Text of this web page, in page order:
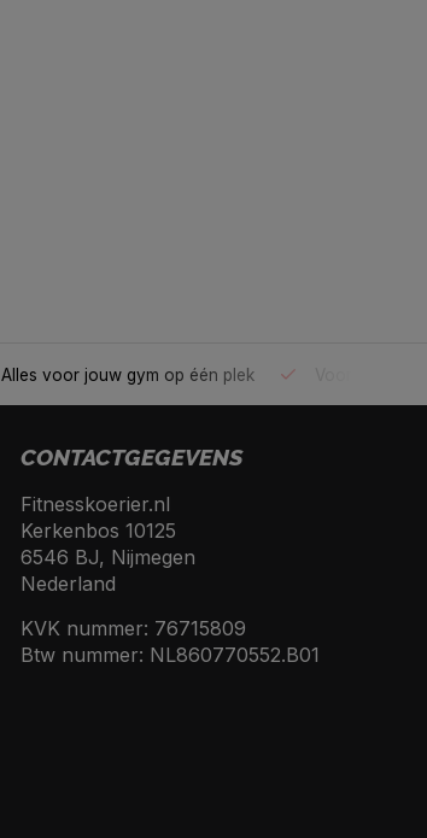
Alles voor jouw gym op één plek
CONTACTGEGEVENS
Fitnesskoerier.nl
Kerkenbos 10125
6546 BJ, Nijmegen
Nederland
KVK nummer: 76715809
Btw nummer: NL860770552.B01